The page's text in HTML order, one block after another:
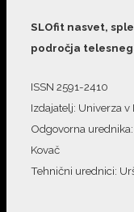
SLOfit nasvet,
področja
ISSN 2591-2410
Izdajatelj: Univerza
Odgovorna
Kovač
Tehnični urednici: